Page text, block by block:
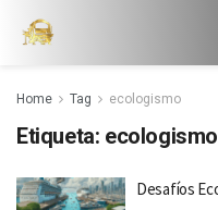
Home Tag ecologismo
Etiqueta: ecologismo
Desafíos